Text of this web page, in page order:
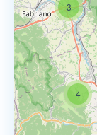
4
3